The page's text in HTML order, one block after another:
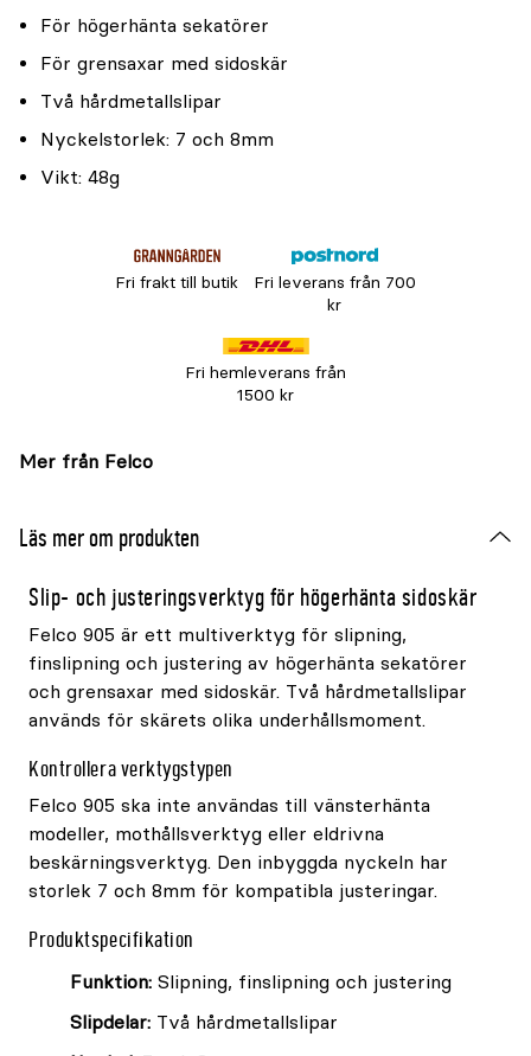
För högerhänta sekatörer
För grensaxar med sidoskär
Två hårdmetallslipar
Nyckelstorlek: 7 och 8mm
Vikt: 48g
Fri frakt till butik
Fri leverans från 700
kr
Fri hemleverans från
1500 kr
Mer från Felco
Läs mer om produkten
Slip- och justeringsverktyg för högerhänta sidoskär
Felco 905 är ett multiverktyg för slipning,
finslipning och justering av högerhänta sekatörer
och grensaxar med sidoskär. Två hårdmetallslipar
används för skärets olika underhållsmoment.
Kontrollera verktygstypen
Felco 905 ska inte användas till vänsterhänta
modeller, mothållsverktyg eller eldrivna
beskärningsverktyg. Den inbyggda nyckeln har
storlek 7 och 8mm för kompatibla justeringar.
Produktspecifikation
Funktion: Slipning, finslipning och justering
Slipdelar: Två hårdmetallslipar